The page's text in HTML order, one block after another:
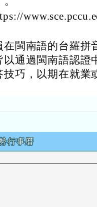
閩南語的台羅拼
通過閩南語認證
巧，以期在就業
行事曆